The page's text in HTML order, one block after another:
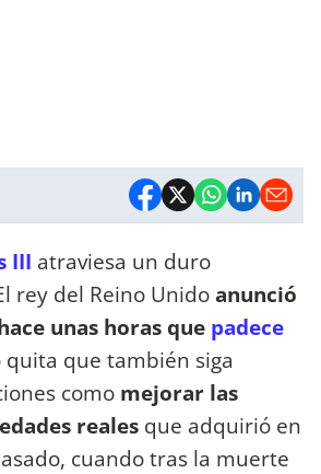
III atraviesa un duro
rey del Reino Unidoanunció
unas horas que padece
quita que también siga
como mejorar las
reales que adquirió en
cuando tras la muerte